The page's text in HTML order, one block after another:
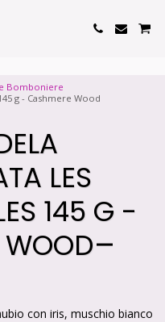
Bomboniere
g - Cashmere Wood
LES
145 G -
con iris, muschio bianco